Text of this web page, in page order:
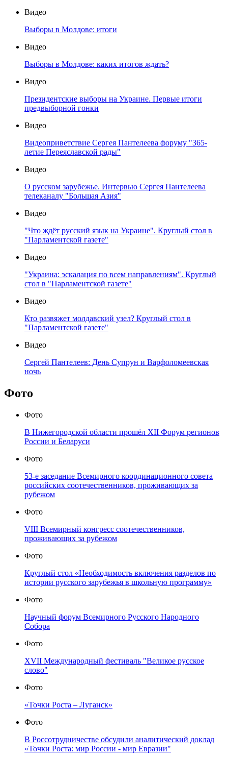
Видео
Выборы в Молдове: итоги
Видео
Выборы в Молдове: каких итогов ждать?
Видео
Президентские выборы на Украине. Первые итоги
предвыборной гонки
Видео
Видеоприветствие Сергея Пантелеева форуму "365-
летие Переяславской рады"
Видео
О русском зарубежье. Интервью Сергея Пантелеева
телеканалу "Большая Азия"
Видео
"Что ждёт русский язык на Украине". Круглый стол в
"Парламентской газете"
Видео
"Украина: эскалация по всем направлениям". Круглый
стол в "Парламентской газете"
Видео
Кто развяжет молдавский узел? Круглый стол в
"Парламентской газете"
Видео
Сергей Пантелеев: День Супрун и Варфоломеевская
ночь
Фото
Фото
В Нижегородской области прошёл XII Форум регионов
России и Беларуси
Фото
53-е заседание Всемирного координационного совета
российских соотечественников, проживающих за
рубежом
Фото
VIII Всемирный конгресс соотечественников,
проживающих за рубежом
Фото
Круглый стол «Необходимость включения разделов по
истории русского зарубежья в школьную программу»
Фото
Научный форум Всемирного Русского Народного
Собора
Фото
XVII Международный фестиваль "Великое русское
слово"
Фото
«Точки Роста – Луганск»
Фото
В Россотрудничестве обсудили аналитический доклад
«Точки Роста: мир России - мир Евразии"